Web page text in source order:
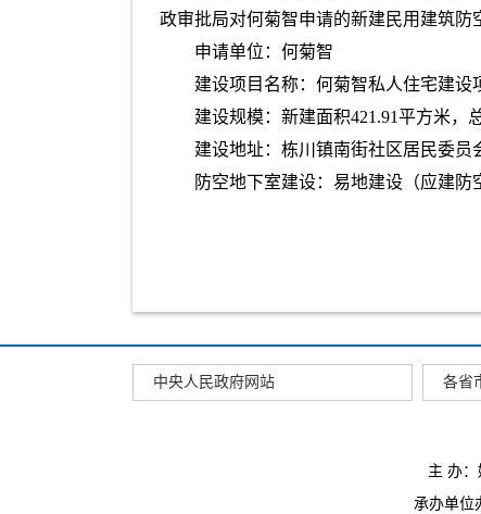
政审批局对何菊智申请的新建民用建筑防
申请单位：何菊智
建设项目名称：何菊智私人住宅建设
建设规模：新建面积421.91平方米，
建设地址：栋川镇南街社区居民委员
防空地下室建设：易地建设（应建
中央人民政府网站 各省
主 办
承办单位